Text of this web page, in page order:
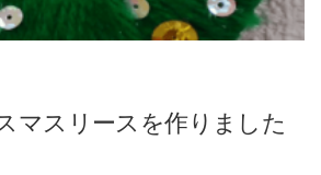
マスリースを作りました